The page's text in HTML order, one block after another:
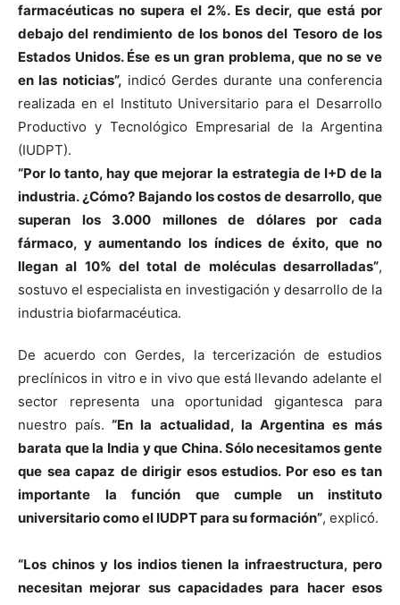
farmacéuticas no supera el 2%. Es decir, que está por
debajo del rendimiento de los bonos del Tesoro de los
Estados Unidos. Ése es un gran problema, que no se ve
en las noticias”, indicó Gerdes durante una conferencia
realizada en el Instituto Universitario para el Desarrollo
Productivo y Tecnológico Empresarial de la Argentina
(IUDPT).
“Por lo tanto, hay que mejorar la estrategia de I+D de la
industria. ¿Cómo? Bajando los costos de desarrollo, que
superan los 3.000 millones de dólares por cada
fármaco, y aumentando los índices de éxito, que no
llegan al 10% del total de moléculas desarrolladas”,
sostuvo el especialista en investigación y desarrollo de la
industria biofarmacéutica.
De acuerdo con Gerdes, la tercerización de estudios
preclínicos in vitro e in vivo que está llevando adelante el
sector representa una oportunidad gigantesca para
nuestro país. “En la actualidad, la Argentina es más
barata que la India y que China. Sólo necesitamos gente
que sea capaz de dirigir esos estudios. Por eso es tan
importante la función que cumple un instituto
universitario como el IUDPT para su formación”, explicó.
“Los chinos y los indios tienen la infraestructura, pero
necesitan mejorar sus capacidades para hacer esos